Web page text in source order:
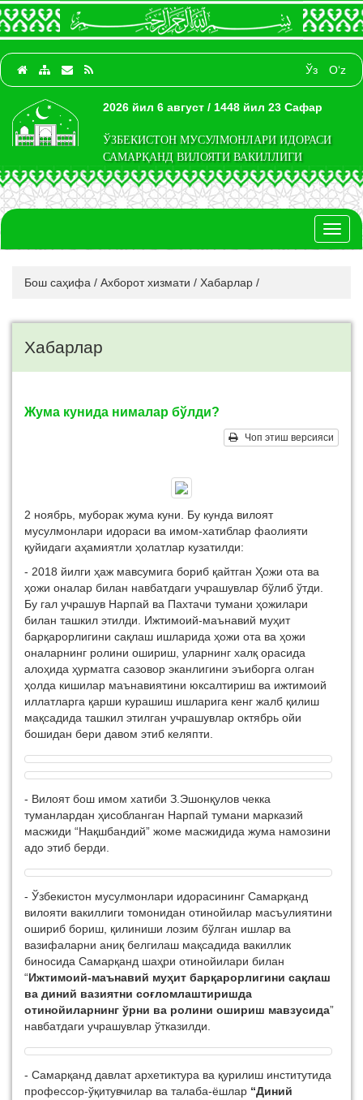
Ўз O‘z
2026 йил 6 август / 1448 йил 23 Сафар
ЎЗБЕКИСТОН МУСУЛМОНЛАРИ ИДОРАСИ
САМАРҚАНД ВИЛОЯТИ ВАКИЛЛИГИ
Бош саҳифа / Ахборот хизмати / Хабарлар /
Хабарлар
Жума кунида нималар бўлди?
Чоп этиш версияси
2 ноябрь, муборак жума куни. Бу кунда вилоят
мусулмонлари идораси ва имом-хатиблар фаолияти
қуйидаги аҳамиятли ҳолатлар кузатилди:
- 2018 йилги ҳаж мавсумига бориб қайтган Ҳожи ота ва
ҳожи оналар билан навбатдаги учрашувлар бўлиб ўтди.
Бу гал учрашув Нарпай ва Пахтачи тумани ҳожилари
билан ташкил этилди. Ижтимоий-маънавий муҳит
барқарорлигини сақлаш ишларида ҳожи ота ва ҳожи
оналарнинг ролини ошириш, уларнинг халқ орасида
алоҳида ҳурматга сазовор эканлигини эъиборга олган
ҳолда кишилар маънавиятини юксалтириш ва ижтимоий
иллатларга қарши курашиш ишларига кенг жалб қилиш
мақсадида ташкил этилган учрашувлар октябрь ойи
бошидан бери давом этиб келяпти.
- Вилоят бош имом хатиби З.Эшонқулов чекка
туманлардан ҳисобланган Нарпай тумани марказий
масжиди “Нақшбандий” жоме масжидида жума намозини
адо этиб берди.
- Ўзбекистон мусулмонлари идорасининг Самарқанд
вилояти вакиллиги томонидан отинойилар масъулиятини
ошириб бориш, қилиниши лозим бўлган ишлар ва
вазифаларни аниқ белгилаш мақсадида вакиллик
биносида Самарқанд шаҳри отинойилари билан
“Ижтимоий-маънавий муҳит барқарорлигини сақлаш
ва диний вазиятни соғломлаштиришда
отинойиларнинг ўрни ва ролини ошириш мавзусида”
навбатдаги учрашувлар ўтказилди.
- Самарқанд давлат архетиктура ва қурилиш институтида
профессор-ўқитувчилар ва талаба-ёшлар “Диний